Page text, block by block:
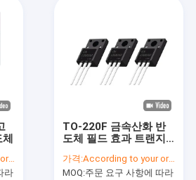
라
TO-220F 금속산화 반
도체 필드 효과 트랜지
가격:According to your order requirement
MOQ:주문 요구 사항에 따라